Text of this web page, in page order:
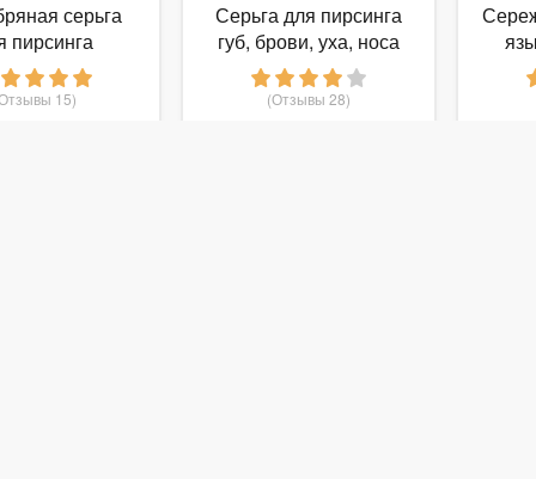
серьга
пирсинга
94060011_s
15)
Серьга для пирсинга
губ, брови, уха, носа
PiercedFish RH3
универсальная
(Отзывы 28)